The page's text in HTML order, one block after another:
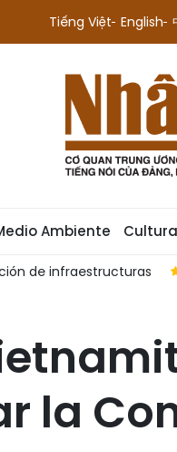
Tiếng Việt English
Ambiente
la